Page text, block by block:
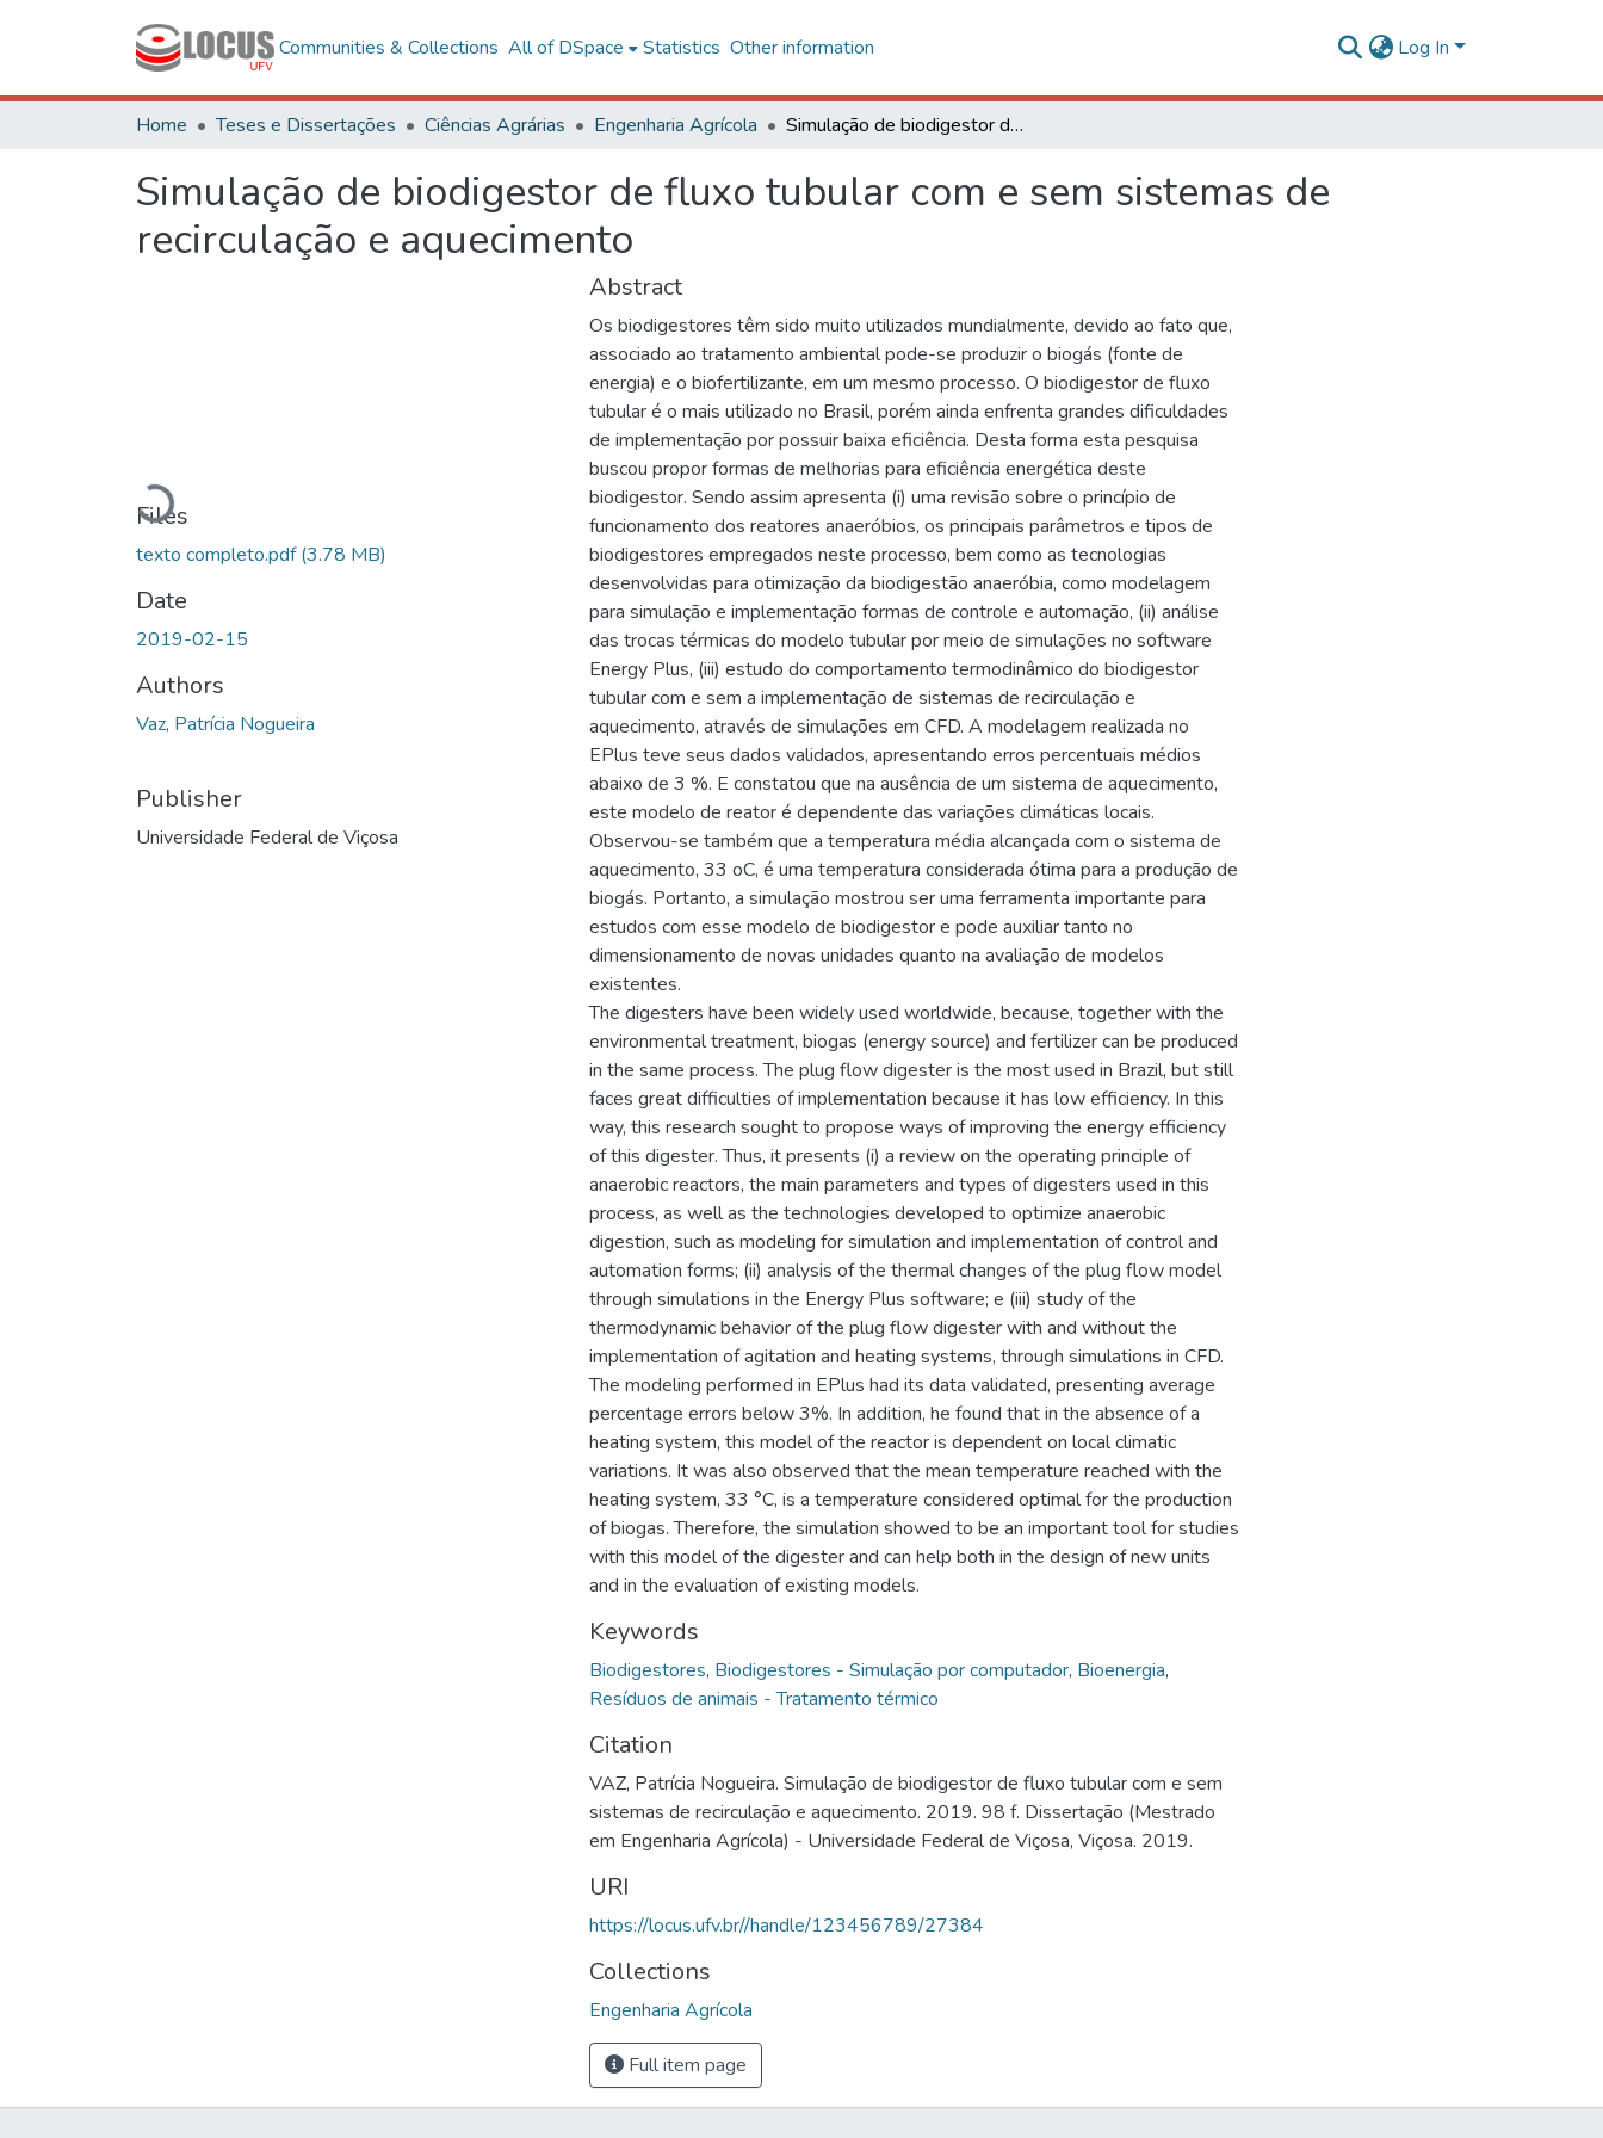
Communities & Collections All of DSpace Statistics Other information Log In
Home Teses e Dissertações Ciências Agrárias Engenharia Agrícola Simulação de biodigestor de fluxo tubular com e sem sistemas de recirculação e aquecimento
Simulação de biodigestor de fluxo tubular com e sem sistemas de
recirculação e aquecimento
Loading...
Files
texto completo.pdf(3.78 MB)
Date
2019-02-15
Authors
Vaz, Patrícia Nogueira
Publisher
Universidade Federal de Viçosa
Abstract
Os biodigestores têm sido muito utilizados mundialmente, devido ao fato que,
associado ao tratamento ambiental pode-se produzir o biogás (fonte de
energia) e o biofertilizante, em um mesmo processo. O biodigestor de fluxo
tubular é o mais utilizado no Brasil, porém ainda enfrenta grandes dificuldades
de implementação por possuir baixa eficiência. Desta forma esta pesquisa
buscou propor formas de melhorias para eficiência energética deste
biodigestor. Sendo assim apresenta (i) uma revisão sobre o princípio de
funcionamento dos reatores anaeróbios, os principais parâmetros e tipos de
biodigestores empregados neste processo, bem como as tecnologias
desenvolvidas para otimização da biodigestão anaeróbia, como modelagem
para simulação e implementação formas de controle e automação, (ii) análise
das trocas térmicas do modelo tubular por meio de simulações no software
Energy Plus, (iii) estudo do comportamento termodinâmico do biodigestor
tubular com e sem a implementação de sistemas de recirculação e
aquecimento, através de simulações em CFD. A modelagem realizada no
EPlus teve seus dados validados, apresentando erros percentuais médios
abaixo de 3 %. E constatou que na ausência de um sistema de aquecimento,
este modelo de reator é dependente das variações climáticas locais.
Observou-se também que a temperatura média alcançada com o sistema de
aquecimento, 33 oC, é uma temperatura considerada ótima para a produção de
biogás. Portanto, a simulação mostrou ser uma ferramenta importante para
estudos com esse modelo de biodigestor e pode auxiliar tanto no
dimensionamento de novas unidades quanto na avaliação de modelos
existentes.
The digesters have been widely used worldwide, because, together with the
environmental treatment, biogas (energy source) and fertilizer can be produced
in the same process. The plug flow digester is the most used in Brazil, but still
faces great difficulties of implementation because it has low efficiency. In this
way, this research sought to propose ways of improving the energy efficiency
of this digester. Thus, it presents (i) a review on the operating principle of
anaerobic reactors, the main parameters and types of digesters used in this
process, as well as the technologies developed to optimize anaerobic
digestion, such as modeling for simulation and implementation of control and
automation forms; (ii) analysis of the thermal changes of the plug flow model
through simulations in the Energy Plus software; e (iii) study of the
thermodynamic behavior of the plug flow digester with and without the
implementation of agitation and heating systems, through simulations in CFD.
The modeling performed in EPlus had its data validated, presenting average
percentage errors below 3%. In addition, he found that in the absence of a
heating system, this model of the reactor is dependent on local climatic
variations. It was also observed that the mean temperature reached with the
heating system, 33 °C, is a temperature considered optimal for the production
of biogas. Therefore, the simulation showed to be an important tool for studies
with this model of the digester and can help both in the design of new units
and in the evaluation of existing models.
Keywords
Biodigestores, Biodigestores - Simulação por computador, Bioenergia,
Resíduos de animais - Tratamento térmico
Citation
VAZ, Patrícia Nogueira. Simulação de biodigestor de fluxo tubular com e sem
sistemas de recirculação e aquecimento. 2019. 98 f. Dissertação (Mestrado
em Engenharia Agrícola) - Universidade Federal de Viçosa, Viçosa. 2019.
URI
https://locus.ufv.br//handle/123456789/27384
Collections
Engenharia Agrícola
Full item page